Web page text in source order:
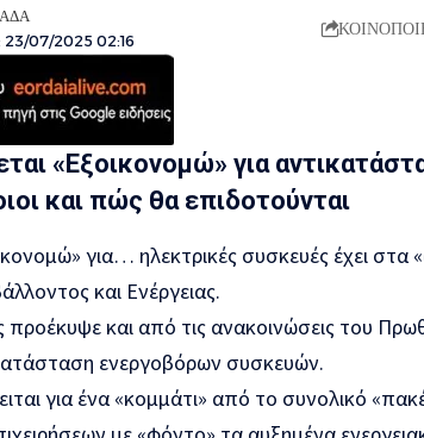
07/2025 02:16
«Εξοικονομώ» για
και πώς θα επιδοτούνται
για… ηλεκτρικές συσκευές έχει στα
και Ενέργειας.
και από τις ανακοινώσεις του
ενεργοβόρων συσκευών.
για ένα «κομμάτι» από το συνολικό